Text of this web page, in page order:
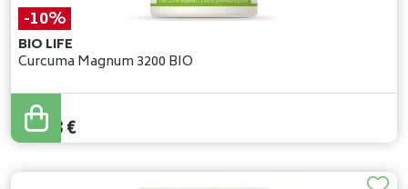
-10%
BIO LIFE
Curcuma Magnum 3200 BIO
27,70
24,93€